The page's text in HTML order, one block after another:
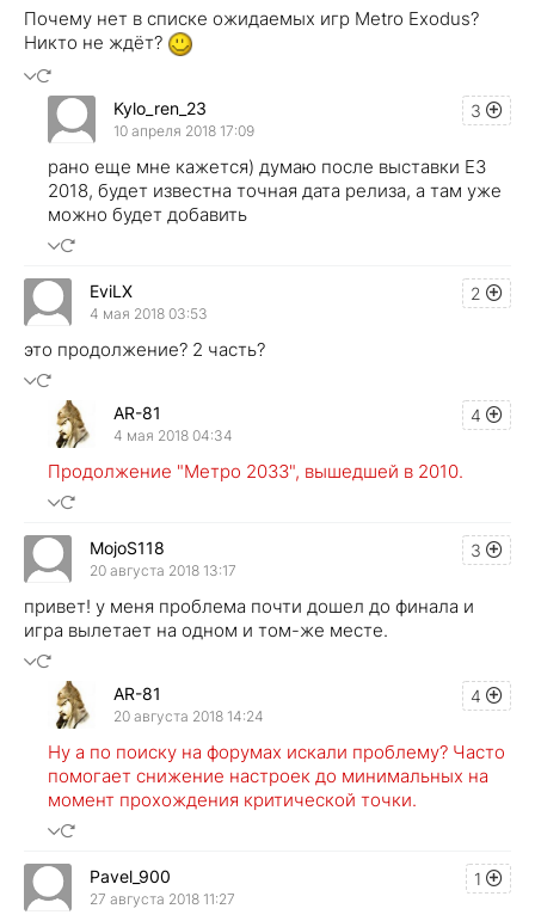
Почему нет в списке ожидаемых игр Metro Exodus?
Никто не ждёт?
3
Kylo_ren_23
10 апреля 2018 17:09
рано еще мне кажется) думаю после выставки Е3
2018, будет известна точная дата релиза, а там уже
можно будет добавить
2
EviLX
4 мая 2018 03:53
это продолжение? 2 часть?
4
AR-81
4 мая 2018 04:34
Продолжение "Метро 2033", вышедшей в 2010.
3
MojoS118
20 августа 2018 13:17
привет! у меня проблема почти дошел до финала и
игра вылетает на одном и том-же месте.
4
AR-81
20 августа 2018 14:24
Ну а по поиску на форумах искали проблему? Часто
помогает снижение настроек до минимальных на
момент прохождения критической точки.
1
Pavel_900
27 августа 2018 11:27